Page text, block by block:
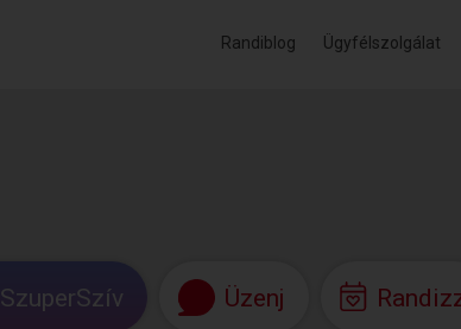
Randiblog Ügyfélszolgálat
SzuperSzív Üzenj